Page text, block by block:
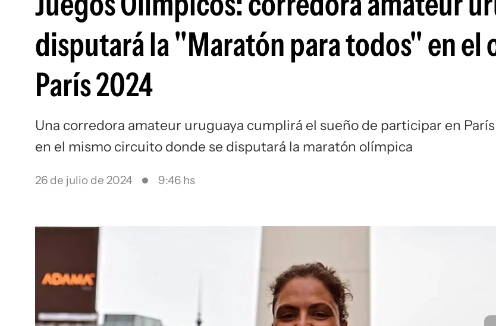
disputará la "Maratón para todos" en el
París 2024
Una corredora amateur uruguaya cumplirá el sueño de participar en
en el mismo circuito donde se disputará la maratón olímpica
26 de julio de 2024 9:46 hs